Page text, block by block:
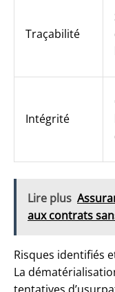
Traçabilité
Intégrité
Lire plus
aux contrats
Risques identifiés
La